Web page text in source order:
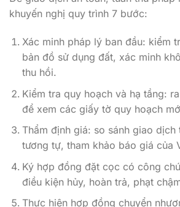
khuyến nghị quy trình 7 bước:
Xác minh pháp lý ban đầu: kiểm
bản đồ sử dụng đất, xác minh
thu hồi.
Kiểm tra quy hoạch và hạ tầng:
để xem các giấy tờ quy hoạch
Thẩm định giá: so sánh giao
tương tự, tham khảo báo giá của
Ký hợp đồng đặt cọc có công
điều kiện hủy, hoàn trả, phạt
Thực hiện hợp đồng chuyển